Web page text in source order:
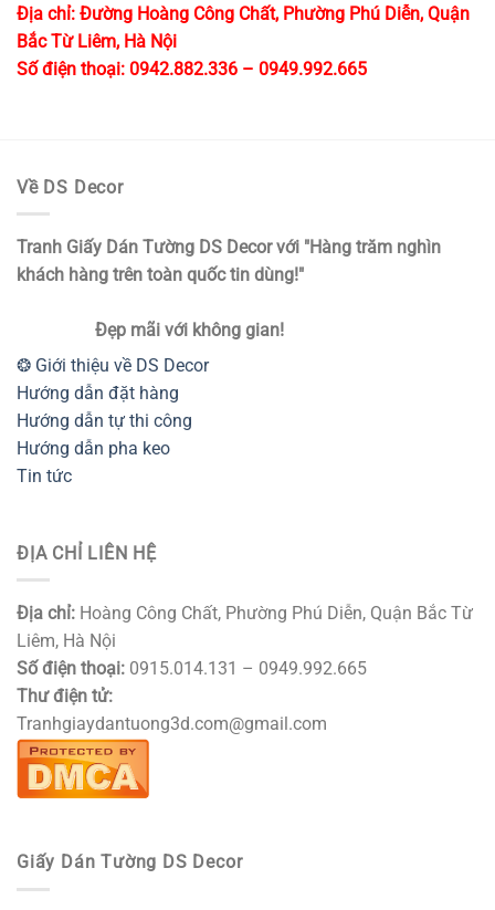
Địa chỉ: Đường Hoàng Công Chất, Phường Phú Diễn, Quận
Bắc Từ Liêm, Hà Nội
Số điện thoại: 0942.882.336 – 0949.992.665
Về DS Decor
Tranh Giấy Dán Tường DS Decor với "Hàng trăm nghìn
khách hàng trên toàn quốc tin dùng!"
Đẹp mãi với không gian!
❂ Giới thiệu về DS Decor
Hướng dẫn đặt hàng
Hướng dẫn tự thi công
Hướng dẫn pha keo
Tin tức
ĐỊA CHỈ LIÊN HỆ
Địa chỉ: Hoàng Công Chất, Phường Phú Diễn, Quận Bắc Từ
Liêm, Hà Nội
Số điện thoại: 0915.014.131 – 0949.992.665
Thư điện tử:
Tranhgiaydantuong3d.com@gmail.com
Giấy Dán Tường DS Decor